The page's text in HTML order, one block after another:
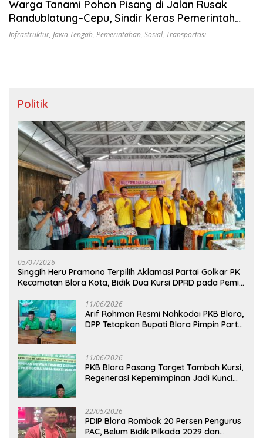
Warga Tanami Pohon Pisang di Jalan Rusak
Randublatung–Cepu, Sindir Keras Pemerintah
yang Dinilai Abai
Infrastruktur, Jawa Tengah, Pemerintahan, Sosial, Transportasi
Politik
05/07/2026
Singgih Heru Pramono Terpilih Aklamasi Partai Golkar PK
Kecamatan Blora Kota, Bidik Dua Kursi DPRD pada Pemilu
11/06/2026
Arif Rohman Resmi Nahkodai PKB Blora,
DPP Tetapkan Bupati Blora Pimpin Partai
11/06/2026
PKB Blora Pasang Target Tambah Kursi,
Regenerasi Kepemimpinan Jadi Kunci
22/05/2026
PDIP Blora Rombak 20 Persen Pengurus
PAC, Belum Bidik Pilkada 2029 dan